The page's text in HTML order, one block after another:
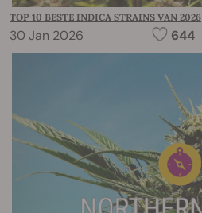
TOP 10 BESTE INDICA STRAINS VAN 2026
30 Jan 2026 644